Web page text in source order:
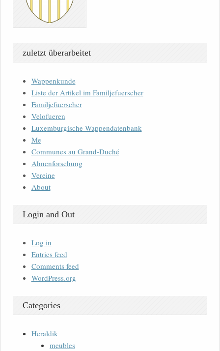
zuletzt überarbeitet
Wappenkunde
Liste der Artikel im Familjefuerscher
Familjefuerscher
Velofueren
Luxemburgische Wappendatenbank
Me
Communes au Grand-Duché
Ahnenforschung
Vereine
About
Login and Out
Log in
Entries feed
Comments feed
WordPress.org
Categories
Heraldik
meubles